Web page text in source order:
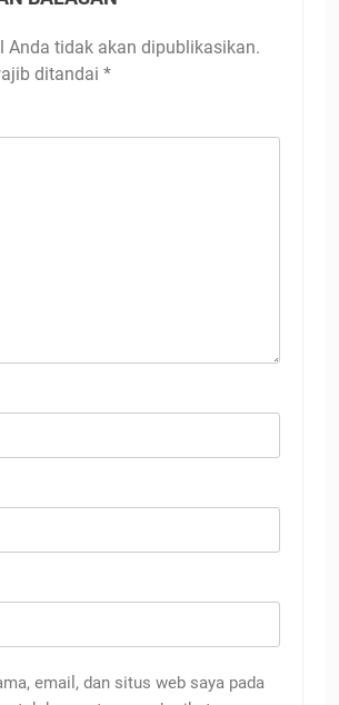
Anda tidak akan dipublikasikan.
ditandai *
email, dan situs web saya pada